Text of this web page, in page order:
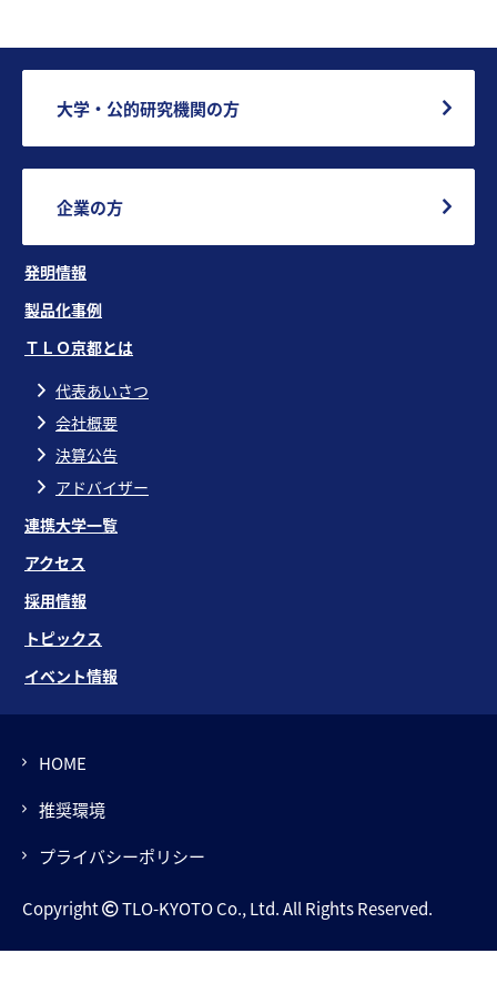
大学・公的研究機関の方
企業の方
発明情報
製品化事例
ＴＬＯ京都とは
代表あいさつ
会社概要
決算公告
アドバイザー
連携大学一覧
アクセス
採用情報
トピックス
イベント情報
HOME
推奨環境
プライバシーポリシー
Copyright TLO-KYOTO Co., Ltd. All Rights Reserved.